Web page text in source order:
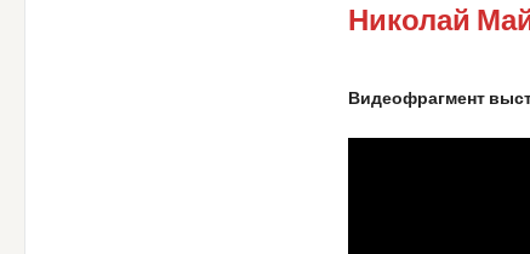
Николай
Видеофрагмент